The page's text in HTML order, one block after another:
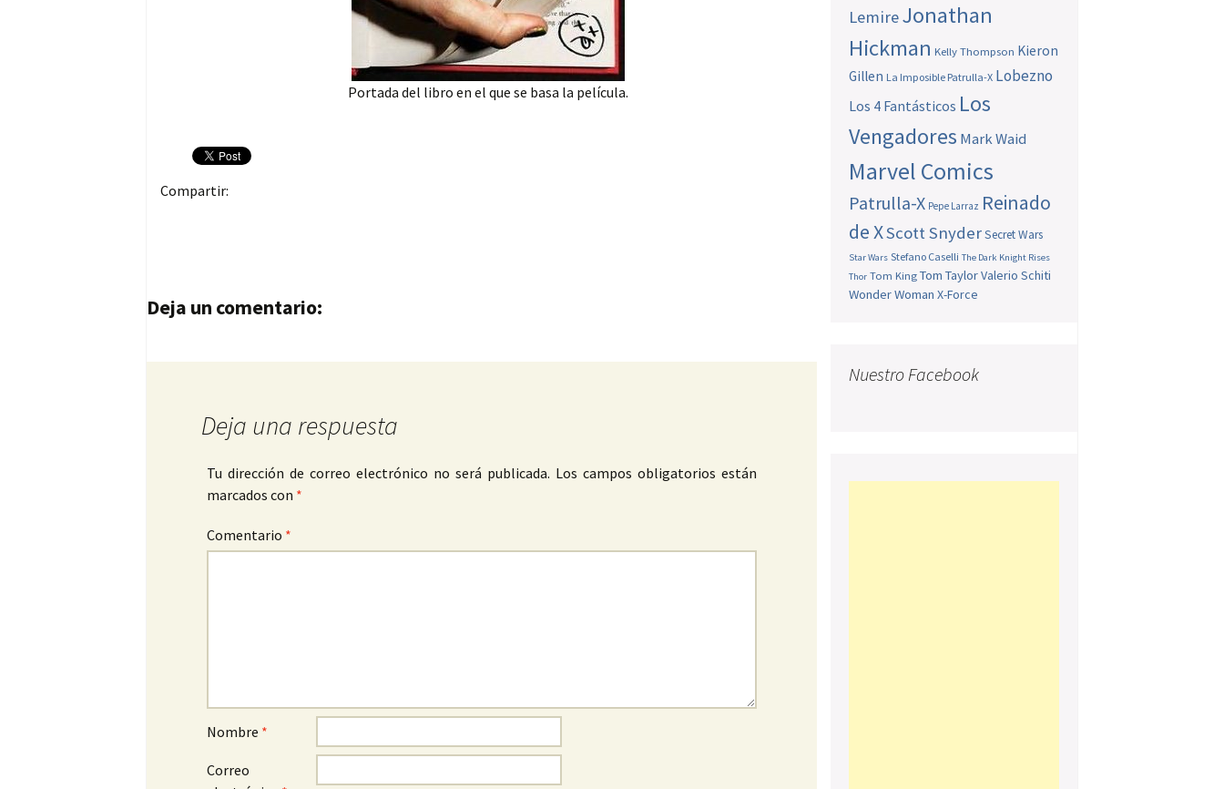
Portada del libro en el que se basa la película.
Compartir:
Navegación de entradas
Deja un comentario:
Deja una respuesta
Tu dirección de correo electrónico no será publicada. Los campos obligatorios están
marcados con *
Comentario *
Nombre *
Correo
LemireJonathan
Hickman Kelly Thompson Kieron
Gillen La Imposible Patrulla-X Lobezno
Los 4 Fantásticos Los
Vengadores Mark Waid
Marvel Comics
Patrulla-X Pepe Larraz Reinado
de XScott SnyderSecret Wars
Star Wars Stefano Caselli The Dark Knight Rises
Thor Tom King Tom TaylorValerio Schiti
Wonder Woman X-Force
Nuestro Facebook